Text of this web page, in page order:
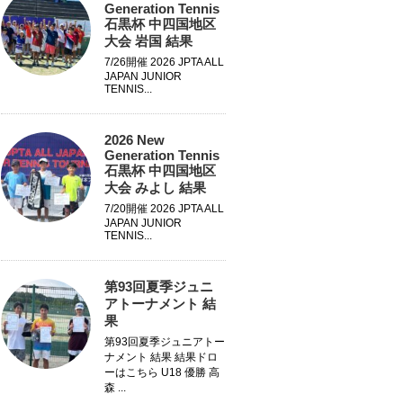
Generation Tennis
石黒杯 中四国地区
大会 岩国 結果
7/26開催 2026 JPTA ALL
JAPAN JUNIOR
TENNIS...
2026 New
Generation Tennis
石黒杯 中四国地区
大会 みよし 結果
7/20開催 2026 JPTA ALL
JAPAN JUNIOR
TENNIS...
第93回夏季ジュニ
アトーナメント 結
果
第93回夏季ジュニアトー
ナメント 結果 結果ドロ
ーはこちら U18 優勝 高
森 ...